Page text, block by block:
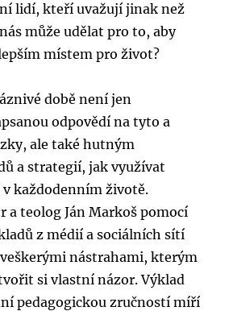
lidí, kteří uvažují jinak než
může udělat pro to, aby
místem pro život?
době není jen
odpovědí na tyto a
ale také hutným
a strategií, jak využívat
každodenním životě.
a teolog Ján Markoš pomocí
z médií a sociálních sítí
nástrahami, kterým
si vlastní názor. Výklad
pedagogickou zručností míří